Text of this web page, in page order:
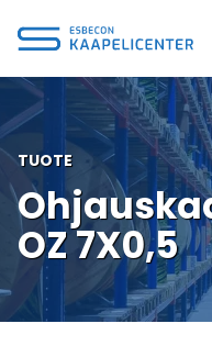
sisältöön
TUOTE
OZ 7X0,5